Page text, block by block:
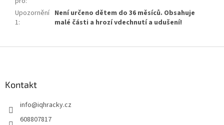
Upozornění
1:
Není určeno dětem do 36 měsíců. Obsahuje
malé části a hrozí vdechnutí a udušení!
Kontakt
info@iqhracky.cz
608807817